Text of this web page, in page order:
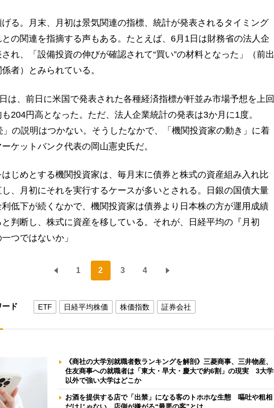
る。月末、月初は景気関連の指標、統計が発表されるタイミング
の関連を指摘する声もある。たとえば、6月1日は財務省の法人企
れ、「設備投資の伸びが確認されて“買い”の材料となった」（前出
者）とみられている。
は、前日に米国で発表された各種経済指標が軒並み市場予想を上回
204円高となった。ただ、法人企業統計の発表は3か月に1度。
」の説明はつかない。そうしたなかで、「機関投資家の動き」に着
ケットバンク代表の岡山憲史氏だ。
はじめとする機関投資家は、毎月末に債券と株式の資産組み入れ比
、月初にそれを実行するケースが多いとされる。日銀の国債大量
低下が続くなかで、機関投資家は債券より日本株の方が運用成績
判断し、株式に資産を移している。それが、日経平均の『月初
つではないか」
1 2 3 4
ード ETF 日経平均株価 株価指数 証券会社
《商社の大学別就職者数ランキングを解剖》三菱商事、三井物産、
住友商事への就職者は「東大・早大・慶大で約6割」の現実 3大学
以外で強い大学はどこか
お酒を提供する店で「出禁」になる客のトホホな生態 嘔吐や粗相
だけじゃない、店側が嫌がる“最悪の客”とは